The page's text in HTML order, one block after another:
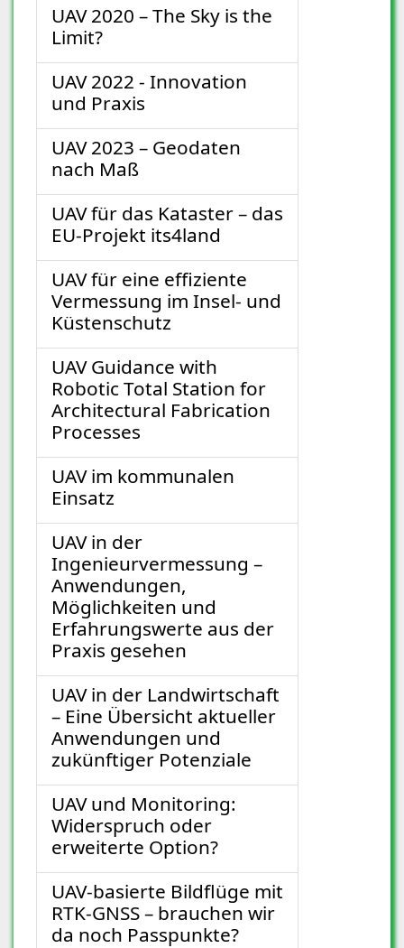
UAV 2020 – The Sky is the
Limit?
UAV 2022 - Innovation
und Praxis
UAV 2023 – Geodaten
nach Maß
UAV für das Kataster – das
EU-Projekt its4land
UAV für eine effiziente
Vermessung im Insel- und
Küstenschutz
UAV Guidance with
Robotic Total Station for
Architectural Fabrication
Processes
UAV im kommunalen
Einsatz
UAV in der
Ingenieurvermessung –
Anwendungen,
Möglichkeiten und
Erfahrungswerte aus der
Praxis gesehen
UAV in der Landwirtschaft
– Eine Übersicht aktueller
Anwendungen und
zukünftiger Potenziale
UAV und Monitoring:
Widerspruch oder
erweiterte Option?
UAV-basierte Bildflüge mit
RTK-GNSS – brauchen wir
da noch Passpunkte?